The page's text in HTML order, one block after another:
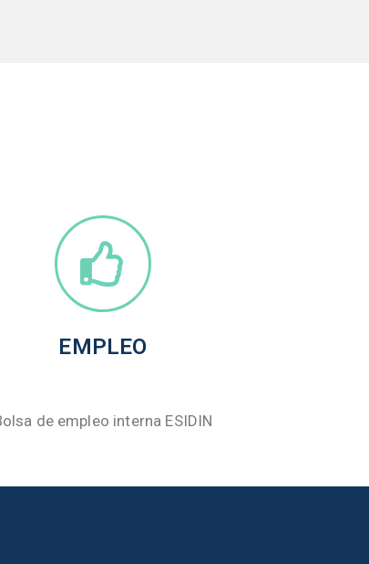
EMPLEO
de empleo interna ESIDIN